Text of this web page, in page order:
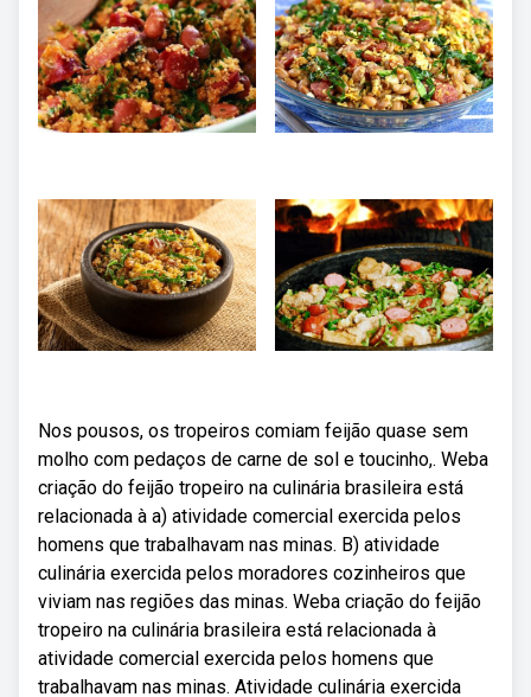
Nos pousos, os tropeiros comiam feijão quase sem
molho com pedaços de carne de sol e toucinho,. Weba
criação do feijão tropeiro na culinária brasileira está
relacionada à a) atividade comercial exercida pelos
homens que trabalhavam nas minas. B) atividade
culinária exercida pelos moradores cozinheiros que
viviam nas regiões das minas. Weba criação do feijão
tropeiro na culinária brasileira está relacionada à
atividade comercial exercida pelos homens que
trabalhavam nas minas. Atividade culinária exercida